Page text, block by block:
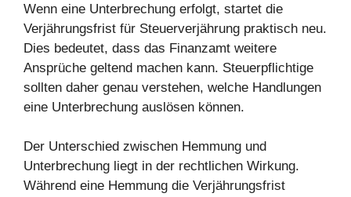
Wenn eine Unterbrechung erfolgt, startet die
Verjährungsfrist für Steuerverjährung praktisch neu.
Dies bedeutet, dass das Finanzamt weitere
Ansprüche geltend machen kann. Steuerpflichtige
sollten daher genau verstehen, welche Handlungen
eine Unterbrechung auslösen können.
Der Unterschied zwischen Hemmung und
Unterbrechung liegt in der rechtlichen Wirkung.
Während eine Hemmung die Verjährungsfrist